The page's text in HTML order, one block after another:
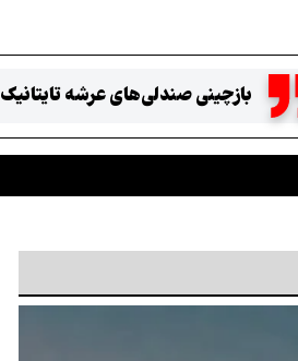
بازچینی صندلی‌های عرشه تایتانیک